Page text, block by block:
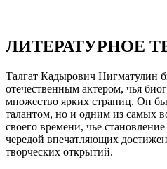
ЛИТЕРАТУРНОЕ
Талгат Кадырович Нигматулин
отечественным актером, чья
множество ярких страниц. Он
талантом, но и одним из самых
своего времени, чье
чередой впечатляющих
творческих открытий.